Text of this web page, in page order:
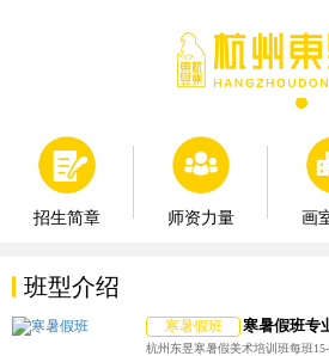
招生简章 师资力量 画
班型介绍
寒暑假班 寒暑假班专
杭州东昱寒暑假美术培训班每班